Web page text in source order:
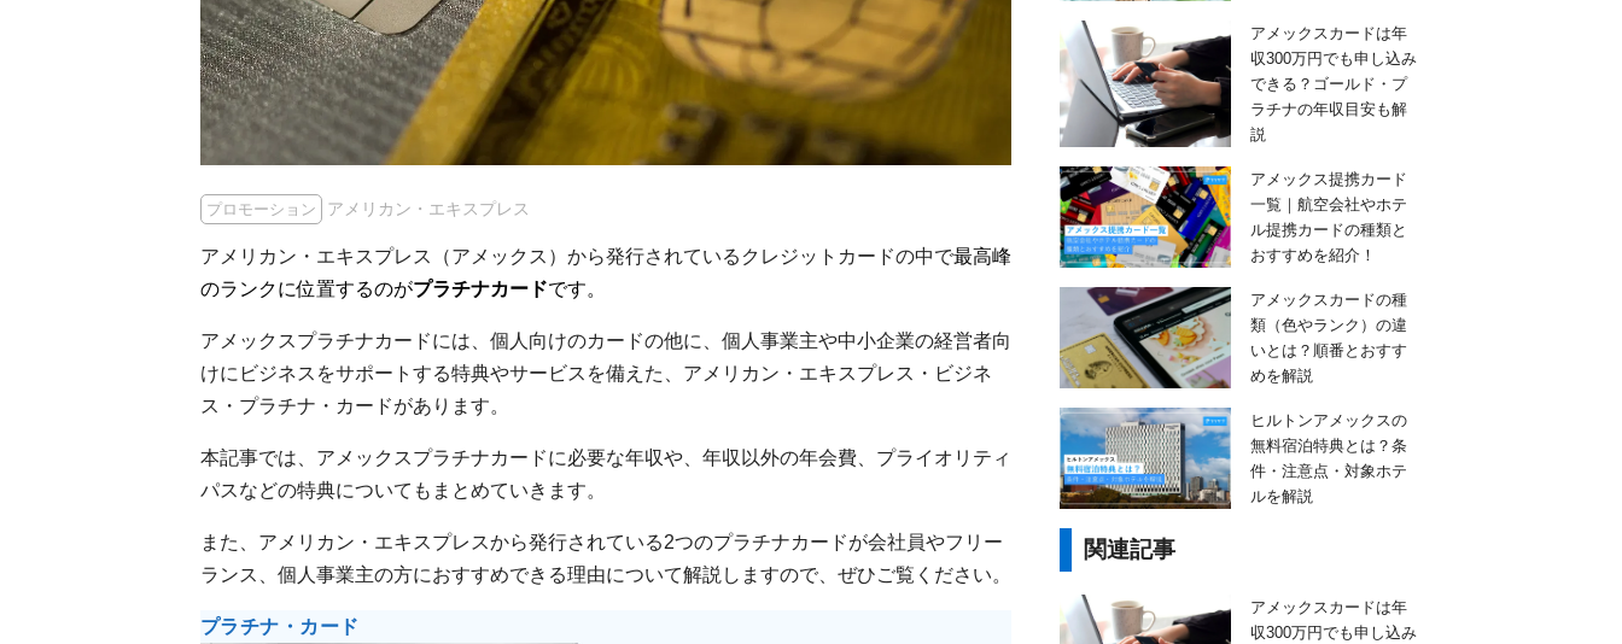
プロモーション アメリカン・エキスプレス
アメリカン・エキスプレス（アメックス）から発行されているクレジットカードの中で最高峰
のランクに位置するのがプラチナカードです。
アメックスプラチナカードには、個人向けのカードの他に、個人事業主や中小企業の経営者向
けにビジネスをサポートする特典やサービスを備えた、アメリカン・エキスプレス・ビジネ
ス・プラチナ・カードがあります。
本記事では、アメックスプラチナカードに必要な年収や、年収以外の年会費、プライオリティ
パスなどの特典についてもまとめていきます。
また、アメリカン・エキスプレスから発行されている2つのプラチナカードが会社員やフリー
ランス、個人事業主の方におすすめできる理由について解説しますので、ぜひご覧ください。
プラチナ・カード
アメックスカードは年
収300万円でも申し込み
できる？ゴールド・プ
ラチナの年収目安も解
説
アメックス提携カード
一覧｜航空会社やホテ
ル提携カードの種類と
おすすめを紹介！
アメックスカードの種
類（色やランク）の違
いとは？順番とおすす
めを解説
ヒルトンアメックスの
無料宿泊特典とは？条
件・注意点・対象ホテ
ルを解説
関連記事
アメックスカードは年
収300万円でも申し込み